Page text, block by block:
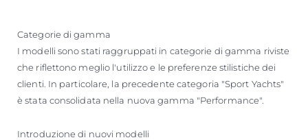
Categorie di gamma
I modelli sono stati raggruppati in categorie di gamma riviste
che riflettono meglio l'utilizzo e le preferenze stilistiche dei
clienti. In particolare, la precedente categoria "Sport Yachts"
è stata consolidata nella nuova gamma "Performance".
Introduzione di nuovi modelli